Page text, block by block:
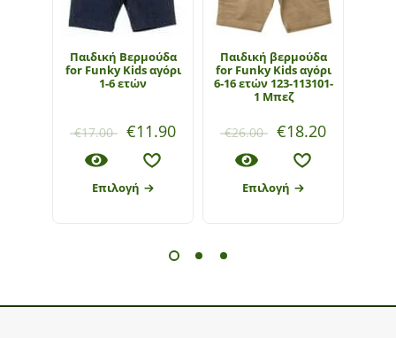
Παιδική Βερμούδα
for Funky Kids αγόρι
1-6 ετών
€17.00 €11.90
Επιλογή
Παιδική βερμούδα
for Funky Kids αγόρι
6-16 ετών 123-113101-
1 Μπεζ
€26.00 €18.20
Επιλογή